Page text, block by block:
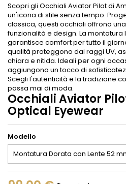
Scopri gli Occhiali Aviator Pilot di
un'icona di stile senza tempo.
classica, questi occhiali offrono
funzionalità e design. La
garantisce comfort per tutto il
qualità proteggono dai raggi UV,
chiara e nitida. Ideali per ogni
aggiungono un tocco di
Scegli l'autenticità e la tradizione
passa mai di moda.
Occhiali Aviator
Optical Eyewear
Modello